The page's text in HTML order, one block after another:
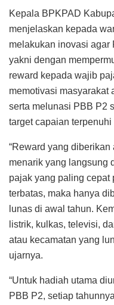
Kepala BPKPAD
menjelaskan kepada
melakukan inovasi agar
yakni dengan
reward kepada wajib
memotivasi masyarakat
serta melunasi PBB P2
target capaian
“Reward yang
menarik yang langsung
pajak yang paling cepat
terbatas, maka hanya
lunas di awal tahun.
listrik, kulkas, televisi,
atau kecamatan yang
ujarnya.
“Untuk hadiah utama
PBB P2, setiap